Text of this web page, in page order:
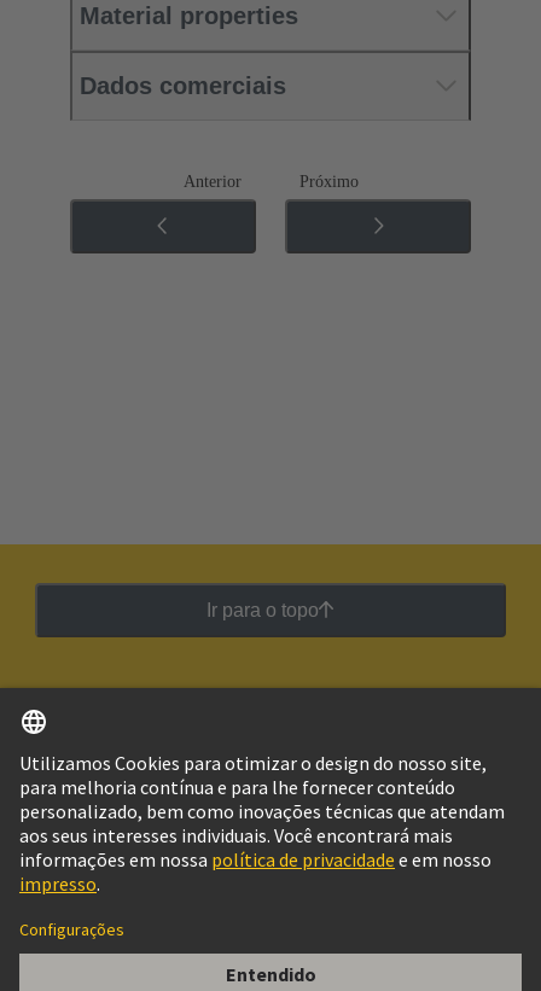
Material properties
Dados comerciais
Anterior Próximo
Ir para o topo
Brasil Português
© Grupo de Tecnologia HARTING
Configurações de cookies